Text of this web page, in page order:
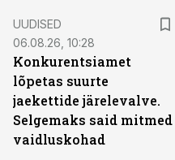
UUDISED
06.08.26, 10:28
Konkurentsiamet
lõpetas suurte
jaekettide järelevalve.
Selgemaks said mitmed
vaidluskohad